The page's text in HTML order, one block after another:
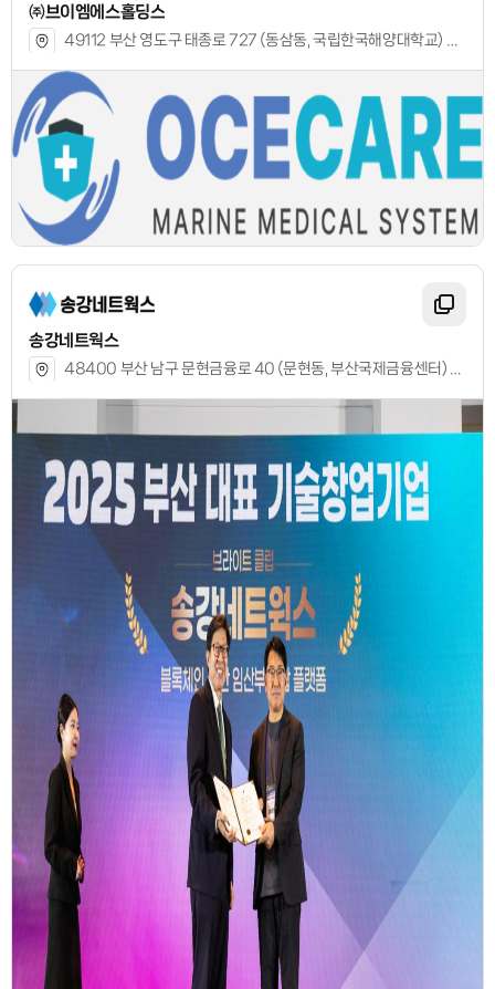
㈜브이엠에스홀딩스
49112 부산 영도구 태종로 727 (동삼동, 국립한국해양대학교) 해양벤처진흥센터 704호
송강네트웍스
48400 부산 남구 문현금융로 40 (문현동, 부산국제금융센터) 21층 내